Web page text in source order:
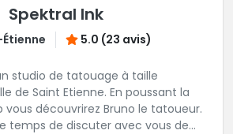
Spektral Ink
5.0 (23 avis)
studio de tatouage à taille
de Saint Etienne. En poussant la
découvrirez Bruno le tatoueur.
temps de discuter avec vous de